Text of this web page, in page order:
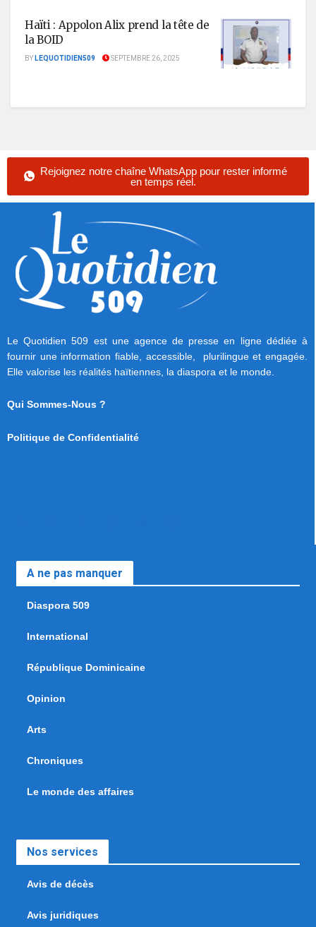
Haïti : Appolon Alix prend la tête de
la BOID
BYLEQUOTIDIEN509 SEPTEMBRE 26, 2025
Rejoignez notre chaîne WhatsApp pour rester informé
en temps réel.
Le Quotidien 509 est une agence de presse en ligne dédiée à
fournir une information fiable, accessible, plurilingue et engagée.
Elle valorise les réalités haïtiennes, la diaspora et le monde.
Qui Sommes-Nous ?
Politique de Confidentialité
A ne pas manquer
Diaspora 509
International
République Dominicaine
Opinion
Arts
Chroniques
Le monde des affaires
Nos services
Avis de décès
Avis juridiques